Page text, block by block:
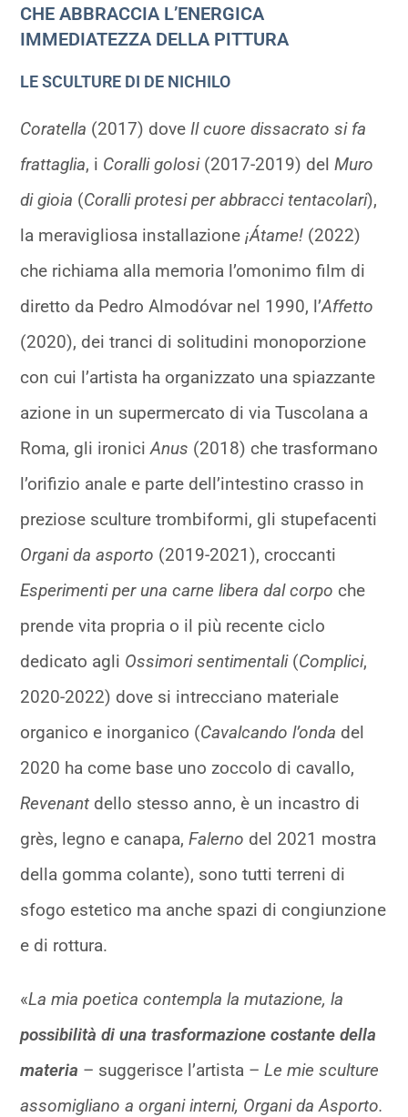
CHE ABBRACCIA L’ENERGICA
IMMEDIATEZZA DELLA PITTURA
LE SCULTURE DI DE NICHILO
Coratella (2017) doveIl cuore dissacrato si fa
frattaglia, i Coralli golosi(2017-2019) delMuro
di gioia (Coralli protesi per abbracci tentacolari),
la meravigliosa installazione¡Átame! (2022)
che richiama alla memoria l’omonimo film di
diretto da Pedro Almodóvar nel 1990, l’Affetto
(2020), dei tranci di solitudini monoporzione
con cui l’artista ha organizzato una spiazzante
azione in un supermercato di via Tuscolana a
Roma, gli ironiciAnus (2018) che trasformano
l’orifizio anale e parte dell’intestino crasso in
preziose sculture trombiformi, gli stupefacenti
Organi da asporto (2019-2021), croccanti
Esperimenti per una carne libera dal corpo che
prende vita propria o il più recente ciclo
dedicato agli Ossimori sentimentali(Complici,
2020-2022) dove si intrecciano materiale
organico e inorganico (Cavalcando l’onda del
2020 ha come base uno zoccolo di cavallo,
Revenant dello stesso anno, è un incastro di
grès, legno e canapa,Falerno del 2021 mostra
della gomma colante), sono tutti terreni di
sfogo estetico ma anche spazi di congiunzione
e di rottura.
«La mia poetica contempla la mutazione, la
possibilità di una trasformazione costante della
materia – suggerisce l’artista –Le mie sculture
assomigliano a organi interni, Organi da Asporto.